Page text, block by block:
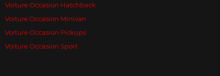
Voiture Occasion Hatchback
Voiture Occasion Minivan
Voiture Occasion Pickups
Voiture Occasion Sport